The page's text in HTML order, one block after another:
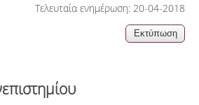
Τελευταία ενημέρωση: 20-04-2018